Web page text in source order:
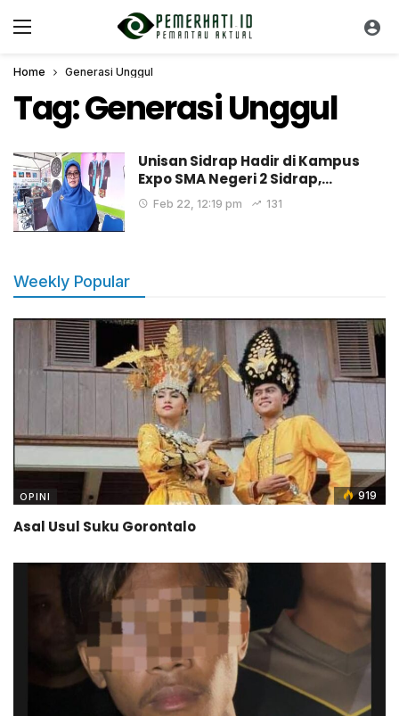
Home Generasi Unggul
Tag:Generasi Unggul
Unisan Sidrap Hadir di Kampus
Expo SMA Negeri 2 Sidrap,…
Feb 22, 12:19 pm 131
Weekly Popular
OPINI 919
Asal Usul Suku Gorontalo